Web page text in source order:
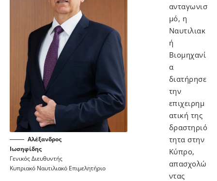
Αλέξανδρος
Ιωσηφίδης
Γενικός Διευθυντής
Κυπριακό Ναυτιλιακό Επιμελητήριο
ανταγωνισ
μό, η
Ναυτιλιακ
ή
Βιομηχανί
α
διατήρησε
την
επιχειρημ
ατική της
δραστηριό
τητα στην
Κύπρο,
απασχολώ
ντας